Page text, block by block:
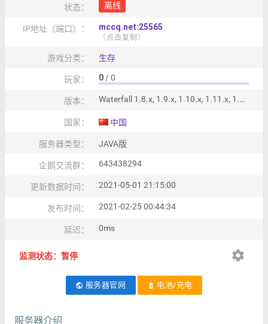
状态： 离线
IP地址（端口）： mccq.net:25565
（点击复制）
游戏分类： 生存
玩家： 0 / 0
版本： Waterfall 1.8.x, 1.9.x, 1.10.x, 1.11.x, 1.12.x, 1.13.x, 1.14.x, 1.15.x, 1.16.x
国家： 中国
服务器类型： JAVA版
企鹅交流群： 643438294
更新数据时间： 2021-05-01 21:15:00
发布时间： 2021-02-25 00:44:34
延迟： 0ms
监测状态：暂停 settings
public 服务器官网 battery_charging_full 电池/充电
服务器介绍